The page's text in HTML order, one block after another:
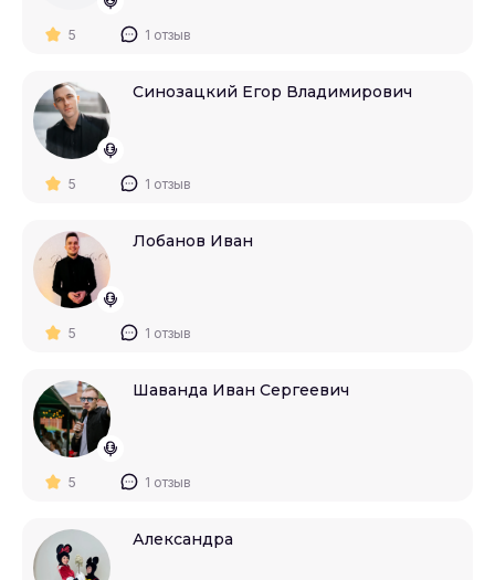
5 1 отзыв
Синозацкий Егор Владимирович
5 1 отзыв
Лобанов Иван
5 1 отзыв
Шаванда Иван Сергеевич
5 1 отзыв
Александра